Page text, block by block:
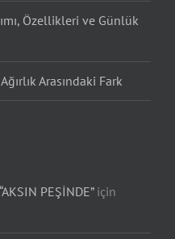
Özellikleri ve Günlük
Arasındaki Fark
PEŞİNDE”için